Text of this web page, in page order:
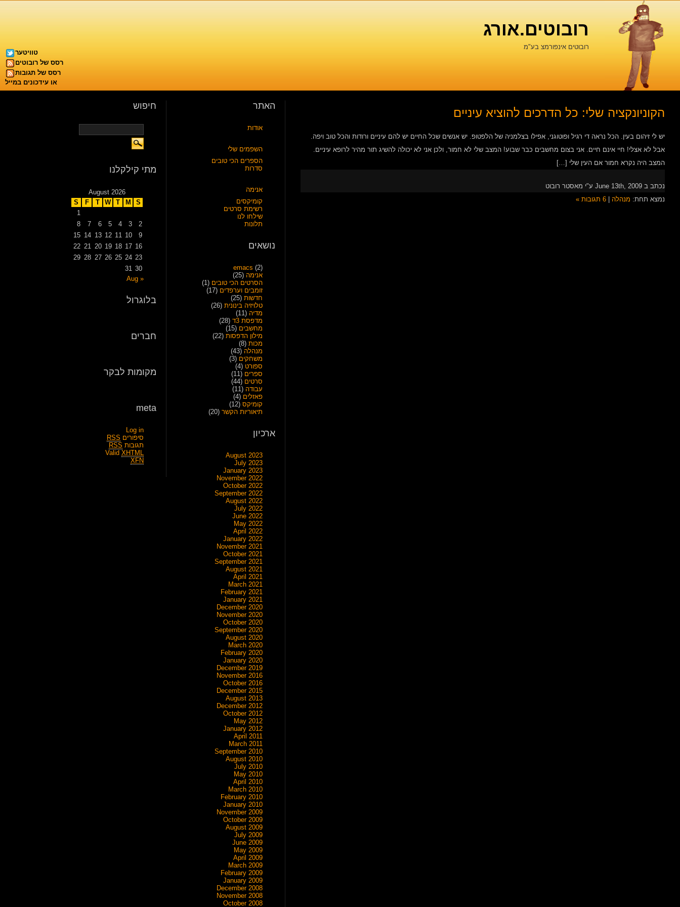
רובוטים.אורג
רובוטים אינפורמצ בע"מ
טוויטער
רסס של רובוטים
רסס של תגובות
או עידכונים במייל
הקוניונקציה שלי: כל הדרכים להוציא עיניים
יש לי זיהום בעין. הכל נראה די רגיל ופוטוגני, אפילו בצלמניה של הלפטופ. יש אנשים שכל החיים יש להם עיניים ורודות והכל טוב ויפה.
אבל לא אצלי! חיי אינם חיים. אני בצום מחשבים כבר שבוע! המצב שלי לא חמור, ולכן אני לא יכולה להשיג תור מהיר לרופא עיניים.
המצב היה נקרא חמור אם העין שלי […]
נכתב ב June 13th, 2009 ע"י מאסטר רובוט
נמצא תחת: מנהלה 6 תגובות »
האתר
אודות
השפמים שלי
הספרים הכי טובים
סדרות
אנימה
קומיקסים
רשימת סרטים
שילחו לנו
תלונות
נושאים
emacs (2)
אנימה (25)
הסרטים הכי טובים (1)
זומבים וערפדים (17)
חדשות(25)
טלויזיה בינונית(26)
מדיה (11)
מדפסת 3ד
(28)
מחשבים (15)
מילון הדפסות(22)
מכות(8)
מנהלה (43)
משחקים (3)
ספורט (4)
ספרים (11)
סרטים (44)
עבודה (11)
פאזלים (4)
קומיקס(12)
תיאוריות הקשר(20)
ארכיון
August 2023
July 2023
January 2023
November 2022
October 2022
September 2022
August 2022
July 2022
June 2022
May 2022
April 2022
January 2022
November 2021
October 2021
September 2021
August 2021
April 2021
March 2021
February 2021
January 2021
December 2020
November 2020
October 2020
September 2020
August 2020
March 2020
February 2020
January 2020
December 2019
November 2016
October 2016
December 2015
August 2013
December 2012
October 2012
May 2012
January 2012
April 2011
March 2011
September 2010
August 2010
July 2010
May 2010
April 2010
March 2010
February 2010
January 2010
November 2009
October 2009
August 2009
July 2009
June 2009
May 2009
April 2009
March 2009
February 2009
January 2009
December 2008
November 2008
October 2008
חיפוש
מתי קילקלנו
August 2026
S
M
T
W
T
F
S
1
2
3
4
5
6
7
8
9
10
11
12
13
14
15
16
17
18
19
20
21
22
23
24
25
26
27
28
29
30
31
« Aug
בלוגרול
חברים
מקומות לבקר
meta
Log in
סיפורים RSS
תגובות RSS
ValidXHTML
XFN